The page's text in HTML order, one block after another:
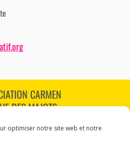
optimiser notre site web et notre
CARMEN
DES MAJOTS
60 12 34 10